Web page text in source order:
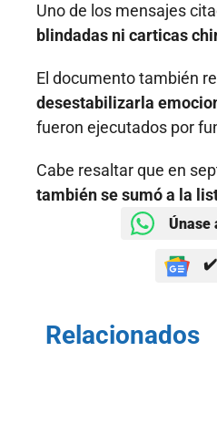
Uno de los mensajes
blindadas ni carticas
El documento también
desestabilizarla
fueron ejecutados por
Cabe resaltar que en
también se sumó a la
Únase
✔️
Relacionados